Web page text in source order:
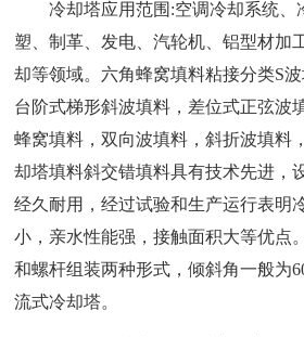
冷却塔应用范围:空调冷却系统、
塑、制革、发电、汽轮机、铝型材加
却等领域。六角蜂窝填料粘接分类S
台阶式梯形斜波填料，差位式正弦波
蜂窝填料，双向波填料，斜折波填料
却塔填料斜交错填料具有技术先进，
经久耐用，经过试验和生产运行表明
小，亲水性能强，接触面积大等优点
和螺杆组装两种形式，倾斜角一般为
流式冷却塔。